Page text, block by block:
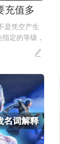
充值多
是凭空产生
定的等级，
特权以及道
不尽相同，